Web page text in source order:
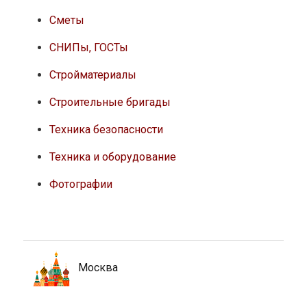
Сметы
СНИПы, ГОСТы
Стройматериалы
Строительные бригады
Техника безопасности
Техника и оборудование
Фотографии
Москва